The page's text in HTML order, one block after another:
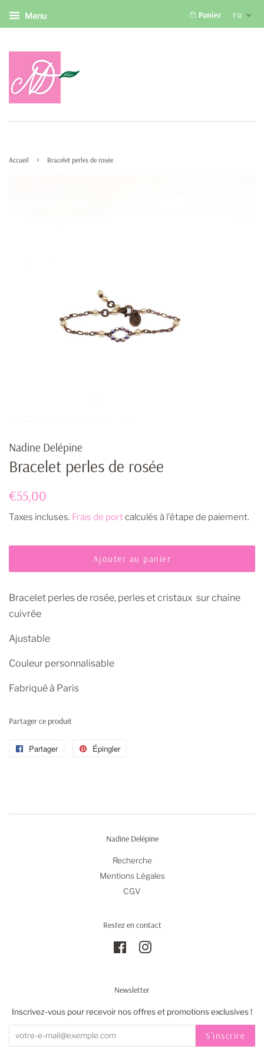
Menu FR
Panier
Accueil › Bracelet perles de rosée
Nadine Delépine
Bracelet perles de rosée
Prix
€55,00
Taxes incluses. Frais de port calculés à l'étape de paiement.
Ajouter au panier
Bracelet perles de rosée, perles et cristaux sur chaine
cuivrée
Ajustable
Couleur personnalisable
Fabriqué à Paris
Partager ce produit
Partager
Partager Épingler
Nadine Delépine
Recherche
Mentions Légales
CGV
Restez en contact
FacebookInstagram
Newsletter
Inscrivez-vous pour recevoir nos offres et promotions exclusives !
S'inscrire